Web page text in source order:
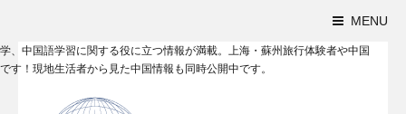
MENU
、中国語学習に関する役に立つ情報が満載。上海・蘇州旅行体験者や中国
す！現地生活者から見た中国情報も同時公開中です。